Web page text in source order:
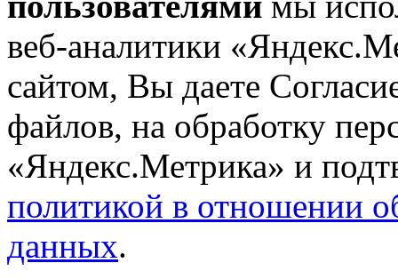
веб-аналитики
сайтом, Вы даете
файлов, на обработку
«Яндекс.Метрика» и
политикой в отношении
данных.